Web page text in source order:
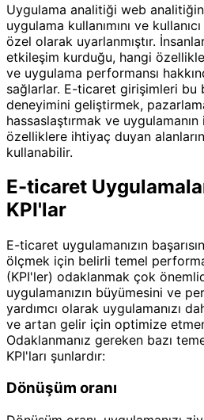
Uygulama analitiği web
uygulama kullanımını ve
özel olarak uyarlanmıştır.
etkileşim kurduğu, hangi
ve uygulama performansı
sağlarlar. E-ticaret girişimleri bu
deneyimini geliştirmek,
hassaslaştırmak ve
özelliklere ihtiyaç duyan
kullanabilir.
E-ticaret
KPI'lar
E-ticaret uygulamanızın
ölçmek için belirli temel
(KPI'ler) odaklanmak çok
uygulamanızın büyümesini ve
yardımcı olarak uygulamanızı
ve artan gelir için optimize
Odaklanmanız gereken bazı
KPI'ları şunlardır:
Dönüşüm oranı